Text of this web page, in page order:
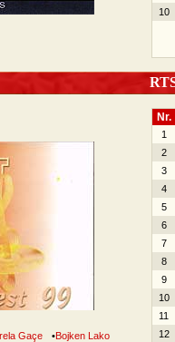
10
Gaçe •Bojken Lako
Nr.
1
2
3
4
5
6
7
8
9
10
11
12